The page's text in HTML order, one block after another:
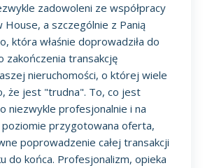
zadowoleni ze współpracy
House, a szczególnie z Panią
która właśnie doprowadziła do
zakończenia transakcję
nieruchomości, o której wiele
że jest "trudna". To, co jest
niezwykle profesjonalnie i na
przygotowana oferta,
poprowadzenie całej transakcji
do końca. Profesjonalizm, opieka